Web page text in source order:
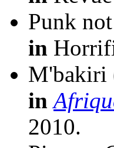
Punk
in
M'bakiri
in
2010.